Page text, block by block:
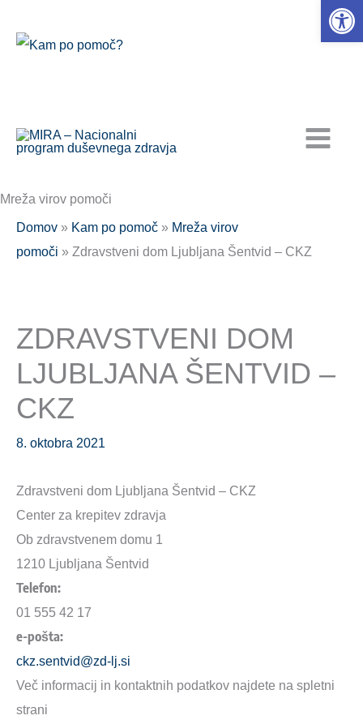
Mreža virov pomoči
Domov » Kam po pomoč » Mreža virov
pomoči » Zdravstveni dom Ljubljana Šentvid – CKZ
ZDRAVSTVENI DOM
LJUBLJANA ŠENTVID –
CKZ
8. oktobra 2021
Zdravstveni dom Ljubljana Šentvid – CKZ
Center za krepitev zdravja
Ob zdravstvenem domu 1
1210 Ljubljana Šentvid
Telefon:
01 555 42 17
e-pošta:
ckz.sentvid@zd-lj.si
Več informacij in kontaktnih podatkov najdete na spletni
strani